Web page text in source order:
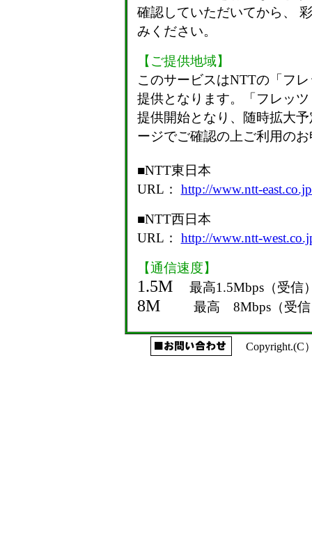
確認していただいてから、
みください。
【ご提供地域】
このサービスはNTTの「フ
提供となります。「フレッ
提供開始となり、随時拡大
ージでご確認の上ご利用の
■NTT東日本
URL： http://www.ntt-
■NTT西日本
URL： http://www.ntt-
【通信速度】
1.5M 最高1.5Mbps（受信
8M 最高 8Mbps（受信
Copyright.(C